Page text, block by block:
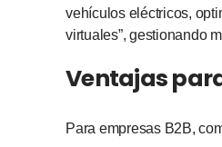
vehículos eléctricos,
virtuales”, gestionando
Ventajas
Para empresas B2B,